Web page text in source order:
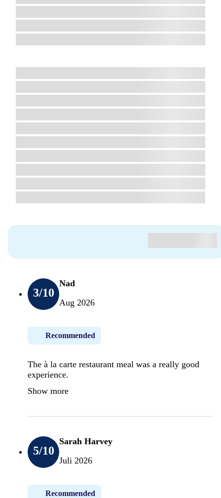
3/10
Nad
Aug 2026
Recommended
The à la carte restaurant meal was a really good
experience.
Show more
5/10
Sarah Harvey
Juli 2026
Recommended